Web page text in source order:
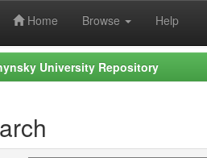
Home Browse Help
University Repository